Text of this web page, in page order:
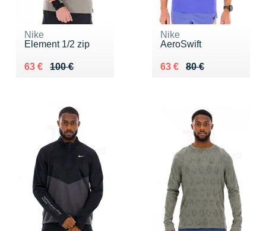
Nike
Element 1/2 zip
100 €
Au lieu de 100 €
63 €
Vendu 63 €
Nike
AeroSwift
80 €
Au lieu de 80 €
63 €
Vendu 63 €